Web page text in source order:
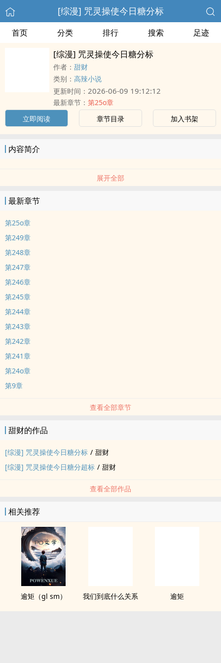
[综漫] 咒灵操使今日糖分标
首页 分类 排行 搜索 足迹
[综漫] 咒灵操使今日糖分标
作者： 甜财
类别： 高辣小说
更新时间： 2026-06-09 19:12:12
最新章节： 第25o章
立即阅读
章节目录 加入书架
内容简介
展开全部
最新章节
第25o章
第249章
第248章
第247章
第246章
第245章
第244章
第243章
第242章
第241章
第24o章
第9章
查看全部章节
甜财的作品
[综漫] 咒灵操使今日糖分标 / 甜财
[综漫] 咒灵操使今日糖分超标 / 甜财
查看全部作品
相关推荐
逾矩（gl sm） 我们到底什么关系 逾矩